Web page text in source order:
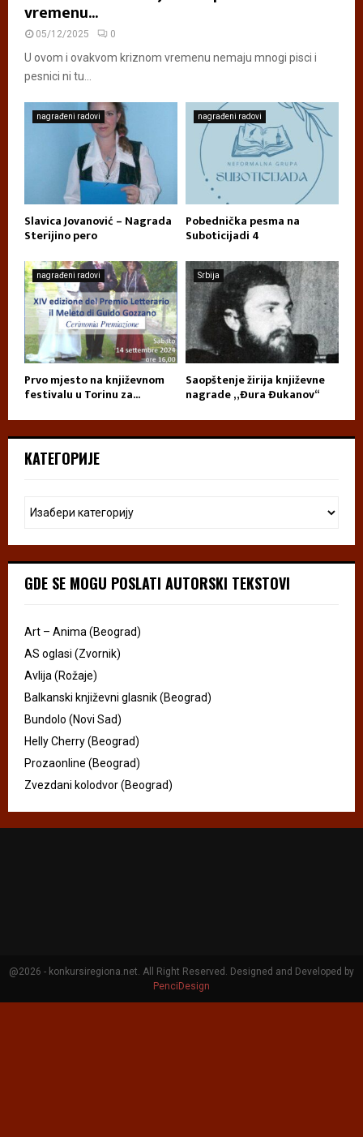
vremenu...
05/12/2025 0
U ovom i ovakvom kriznom vremenu nemaju mnogi pisci i
pesnici ni tu...
nagrađeni radovi
Slavica Jovanović – Nagrada
Sterijino pero
nagrađeni radovi
Pobednička pesma na
Suboticijadi 4
nagrađeni radovi
Prvo mjesto na književnom
festivalu u Torinu za...
Srbija
Saopštenje žirija književne
nagrade „Đura Đukanov“
КАТЕГОРИЈЕ
GDE SE MOGU POSLATI AUTORSKI TEKSTOVI
Art – Anima (Beograd)
AS oglasi (Zvornik)
Avlija (Rožaje)
Balkanski književni glasnik (Beograd)
Bundolo (Novi Sad)
Helly Cherry (Beograd)
Prozaonline (Beograd)
Zvezdani kolodvor (Beograd)
@2026 - konkursiregiona.net. All Right Reserved. Designed and Developed by
PenciDesign